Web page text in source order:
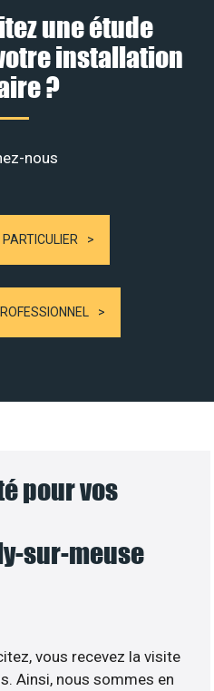
une étude
installation
?
nous
pour vos
sur-meuse
vous recevez la visite
Ainsi, nous sommes en